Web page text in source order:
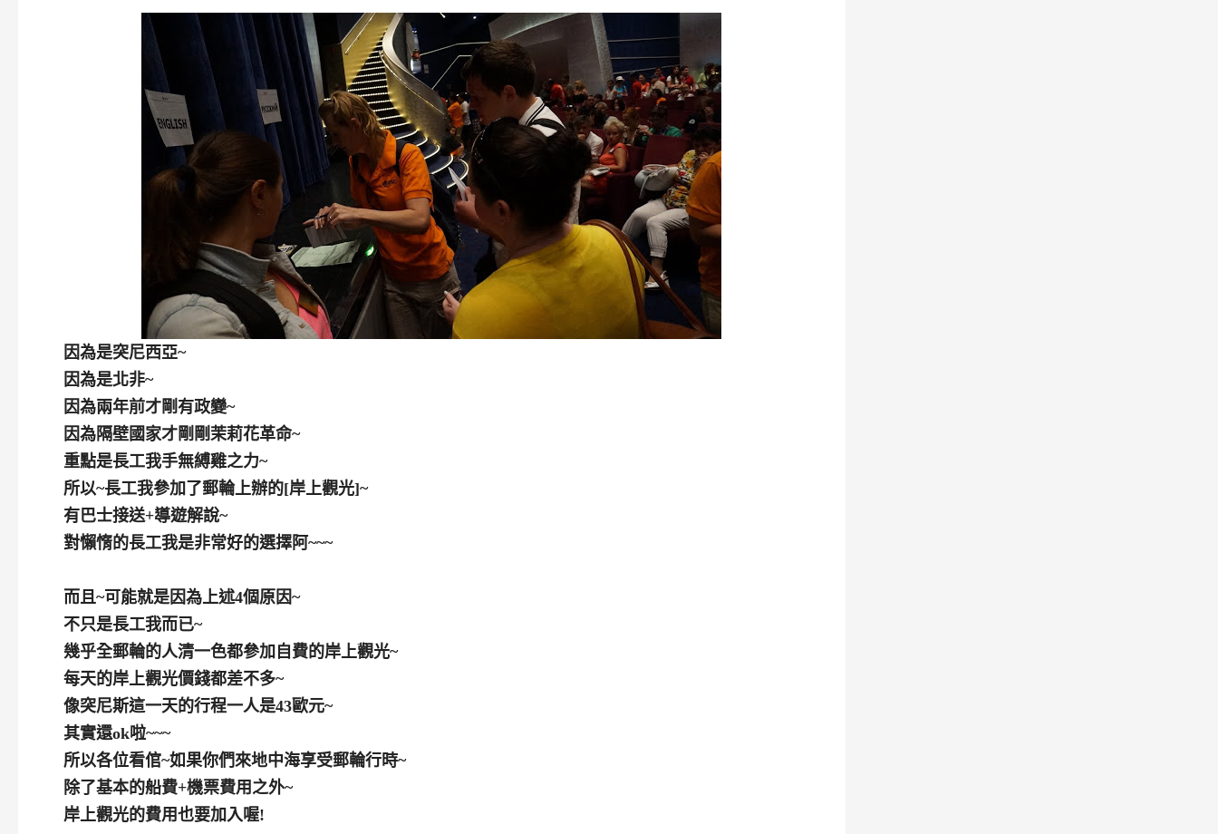
因為是突尼西亞~
因為是北非~
因為兩年前才剛有政變~
因為隔壁國家才剛剛茉莉花革命~
重點是長工我手無縛雞之力~
所以~長工我參加了郵輪上辦的[岸上觀光]~
有巴士接送+導遊解說~
對懶惰的長工我是非常好的選擇阿~~~
而且~可能就是因為上述4個原因~
不只是長工我而已~
幾乎全郵輪的人清一色都參加自費的岸上觀光~
每天的岸上觀光價錢都差不多~
像突尼斯這一天的行程一人是43歐元~
其實還ok啦~~~
所以各位看倌~如果你們來地中海享受郵輪行時~
除了基本的船費+機票費用之外~
岸上觀光的費用也要加入喔!